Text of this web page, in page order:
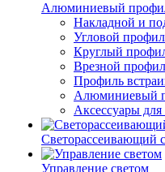
Алюминиевый
Накладной и
Угловой
Круглый
Врезной
Профиль
Алюминиевый
Аксессуары
Светорассеивающий
Управление светом